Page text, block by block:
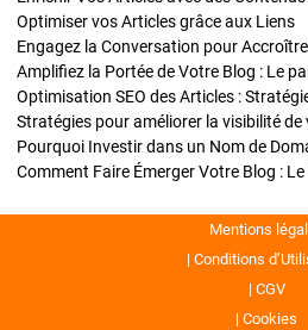
Optimiser vos Articles grâce aux Liens
Engagez la Conversation pour
Amplifiez la Portée de Votre Blog : Le
Mentions
Conditions
CGV
Cookies